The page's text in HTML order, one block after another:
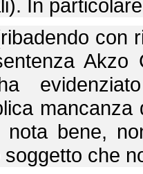
In
con
Akzo
ha
bene,
che